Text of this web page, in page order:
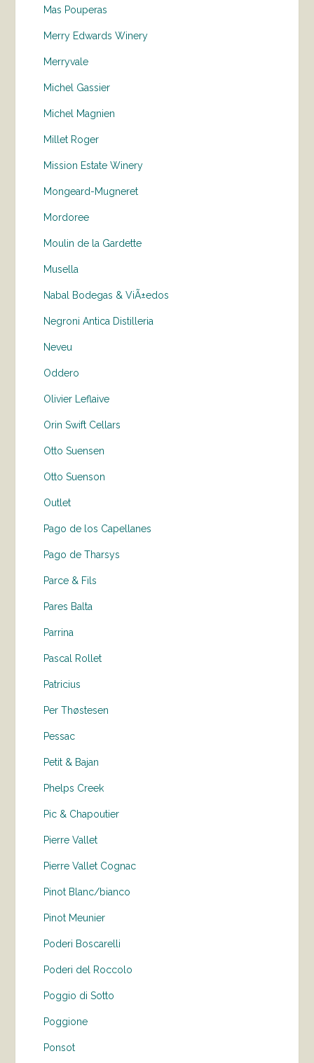
Mas Pouperas
Merry Edwards Winery
Merryvale
Michel Gassier
Michel Magnien
Millet Roger
Mission Estate Winery
Mongeard-Mugneret
Mordoree
Moulin de la Gardette
Musella
Nabal Bodegas & ViÃ±edos
Negroni Antica Distilleria
Neveu
Oddero
Olivier Leflaive
Orin Swift Cellars
Otto Suensen
Otto Suenson
Outlet
Pago de los Capellanes
Pago de Tharsys
Parce & Fils
Pares Balta
Parrina
Pascal Rollet
Patricius
Per Thøstesen
Pessac
Petit & Bajan
Phelps Creek
Pic & Chapoutier
Pierre Vallet
Pierre Vallet Cognac
Pinot Blanc/bianco
Pinot Meunier
Poderi Boscarelli
Poderi del Roccolo
Poggio di Sotto
Poggione
Ponsot